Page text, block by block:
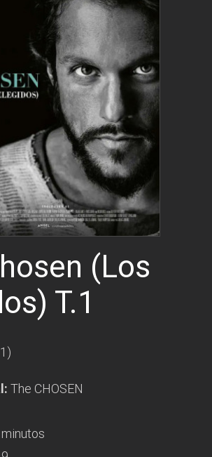
(Los
T.1
The CHOSEN